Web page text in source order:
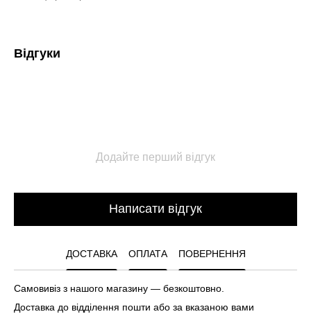
Відгуки
Додайте перший відгук
Написати відгук
ДОСТАВКА ОПЛАТА ПОВЕРНЕННЯ
Самовивіз з нашого магазину — безкоштовно.
Доставка до відділення пошти або за вказаною вами